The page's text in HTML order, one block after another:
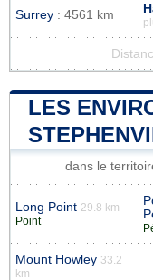
Surrey : 4561 km
LES
dans le
Long Point 29.8 km
Point
Mount Howley 33.2
km